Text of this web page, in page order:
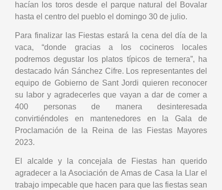
hacían los toros desde el parque natural del Bovalar
hasta el centro del pueblo el domingo 30 de julio.
Para finalizar las Fiestas estará la cena del día de la
vaca, “donde gracias a los cocineros locales
podremos degustar los platos típicos de ternera”, ha
destacado Iván Sánchez Cifre. Los representantes del
equipo de Gobierno de Sant Jordi quieren reconocer
su labor y agradecerles que vayan a dar de comer a
400 personas de manera desinteresada
convirtiéndoles en mantenedores en la Gala de
Proclamación de la Reina de las Fiestas Mayores
2023.
El alcalde y la concejala de Fiestas han querido
agradecer a la Asociación de Amas de Casa la Llar el
trabajo impecable que hacen para que las fiestas sean